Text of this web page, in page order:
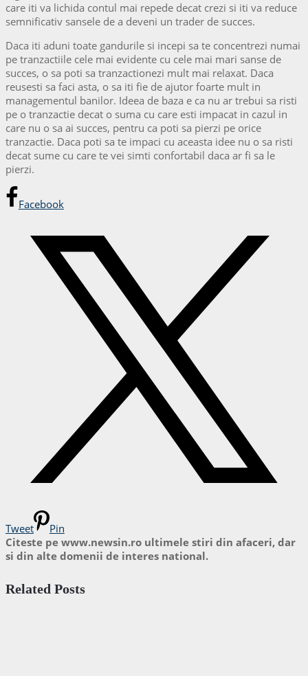
care iti va lichida contul mai repede decat crezi si iti va reduce
semnificativ sansele de a deveni un trader de succes.
Daca iti aduni toate gandurile si incepi sa te concentrezi numai
pe tranzactiile cele mai evidente cu cele mai mari sanse de
succes, o sa poti sa tranzactionezi mult mai relaxat. Daca
reusesti sa faci asta, o sa iti fie de ajutor foarte mult in
managementul banilor. Ideea de baza e ca nu ar trebui sa risti
pe o tranzactie decat o suma cu care esti impacat in cazul in
care nu o sa ai succes, pentru ca poti sa pierzi pe orice
tranzactie. Daca poti sa te impaci cu aceasta idee nu o sa risti
decat sume cu care te vei simti confortabil daca ar fi sa le
pierzi.
Facebook
Tweet
Pin
Citeste pe www.newsin.ro ultimele stiri din afaceri, dar
si din alte domenii de interes national.
Related Posts